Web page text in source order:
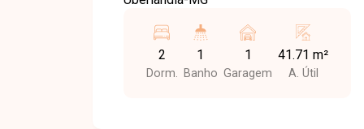
2
Dorm.
1
Banho
1
Garagem
41.71 m²
A. Útil